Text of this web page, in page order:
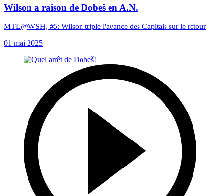
Wilson a raison de Dobeš en A.N.
MTL@WSH, #5: Wilson triple l'avance des Capitals sur le retour
01 mai 2025